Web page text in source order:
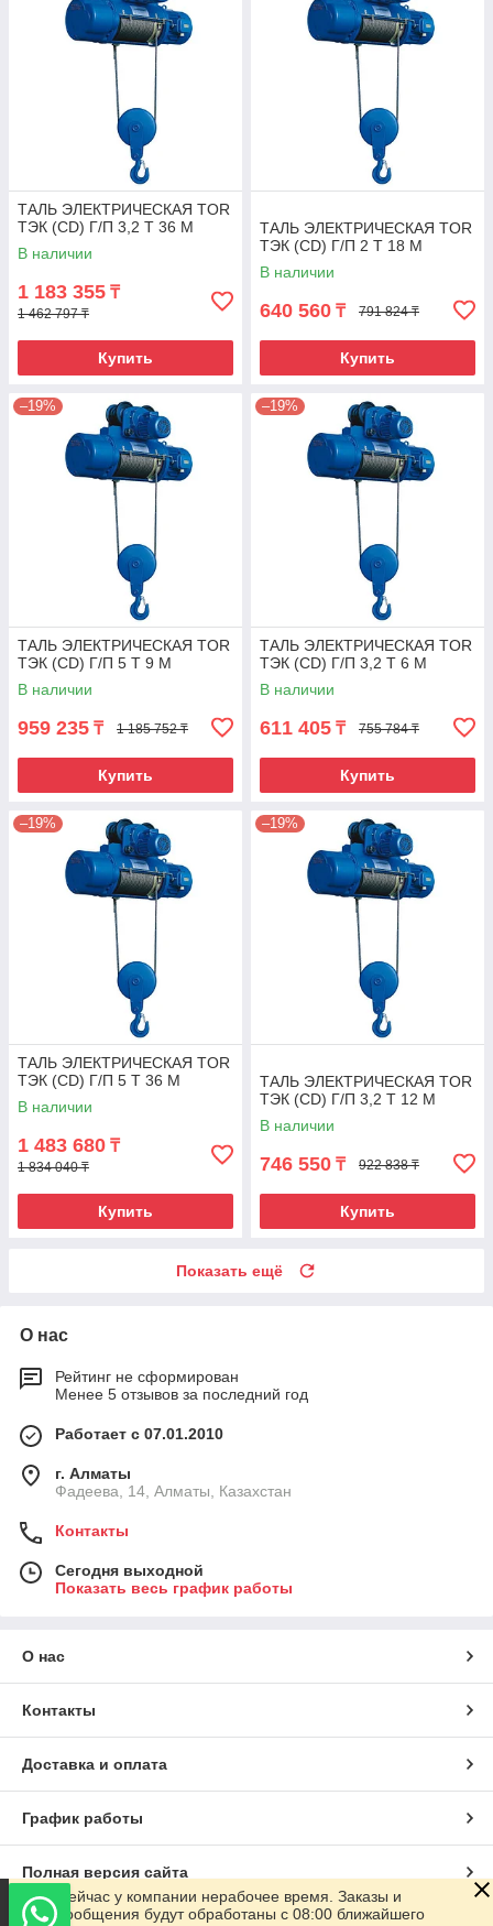
ТАЛЬ ЭЛЕКТРИЧЕСКАЯ TOR
ТЭК (CD) Г/П 3,2 Т 36 М
В наличии
1 183 355 ₸
1 462 797 ₸
Купить
ТАЛЬ ЭЛЕКТРИЧЕСКАЯ TOR
ТЭК (CD) Г/П 2 Т 18 М
В наличии
640 560 ₸ 791 824 ₸
Купить
–19%
ТАЛЬ ЭЛЕКТРИЧЕСКАЯ TOR
ТЭК (CD) Г/П 5 Т 9 М
В наличии
959 235 ₸ 1 185 752 ₸
Купить
–19%
ТАЛЬ ЭЛЕКТРИЧЕСКАЯ TOR
ТЭК (CD) Г/П 3,2 Т 6 М
В наличии
611 405 ₸ 755 784 ₸
Купить
–19%
ТАЛЬ ЭЛЕКТРИЧЕСКАЯ TOR
ТЭК (CD) Г/П 5 Т 36 М
В наличии
1 483 680 ₸
1 834 040 ₸
Купить
–19%
ТАЛЬ ЭЛЕКТРИЧЕСКАЯ TOR
ТЭК (CD) Г/П 3,2 Т 12 М
В наличии
746 550 ₸ 922 838 ₸
Купить
Показать ещё
О нас
Рейтинг не сформирован
Менее 5 отзывов за последний год
Работает с 07.01.2010
г. Алматы
Фадеева, 14, Алматы, Казахстан
Контакты
Сегодня выходной
Показать весь график работы
О нас
Контакты
Доставка и оплата
График работы
Полная версия сайта
Сейчас у компании нерабочее время. Заказы и
сообщения будут обработаны с 08:00 ближайшего